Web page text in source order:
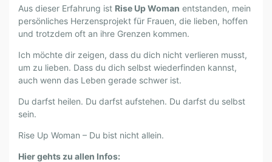
U
P
W
M
A
N
Aus dieser Erfahrung ist Rise Up Woman entstanden, mein
persönliches Herzensprojekt für Frauen, die lieben, hoffen
und trotzdem oft an ihre Grenzen kommen.
Ich möchte dir zeigen, dass du dich nicht verlieren musst,
um zu lieben. Dass du dich selbst wiederfinden kannst,
auch wenn das Leben gerade schwer ist.
Du darfst heilen. Du darfst aufstehen. Du darfst du selbst
sein.
Rise Up Woman – Du bist nicht allein.
Hier gehts zu allen Infos: